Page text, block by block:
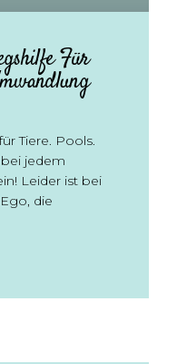
Für
Tiere. Pools.
jedem
Leider ist bei
die